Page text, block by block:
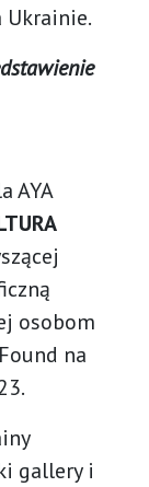
Ukrainie.
AYA
osobom
na
gallery i